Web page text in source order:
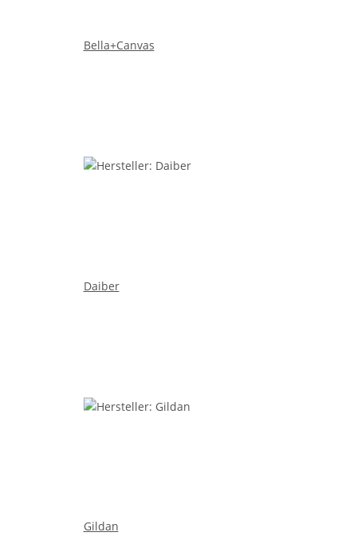
Bella+Canvas
Daiber
Gildan